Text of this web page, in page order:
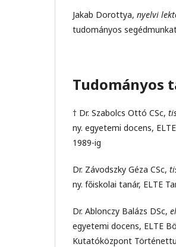
Jakab Dorottya, nyelvi
tudományos
Tudományos
† Dr. Szabolcs Ottó CSc,
ny. egyetemi docens,
1989-ig
Dr. Závodszky Géza CSc,
ny. főiskolai tanár, ELTE
Dr. Ablonczy Balázs DSc,
egyetemi docens, ELTE
Kutatóközpont